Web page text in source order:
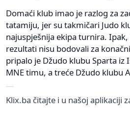
Domaći klub imao je razlog za
tatamiju, jer su takmičari Judo
najuspješnija ekipa turnira.
rezultati nisu bodovali za
pripalo je Džudo klubu Sparta iz
MNE timu, a treće Džudo klubu
Klix.ba čitajte i u našoj aplikaciji